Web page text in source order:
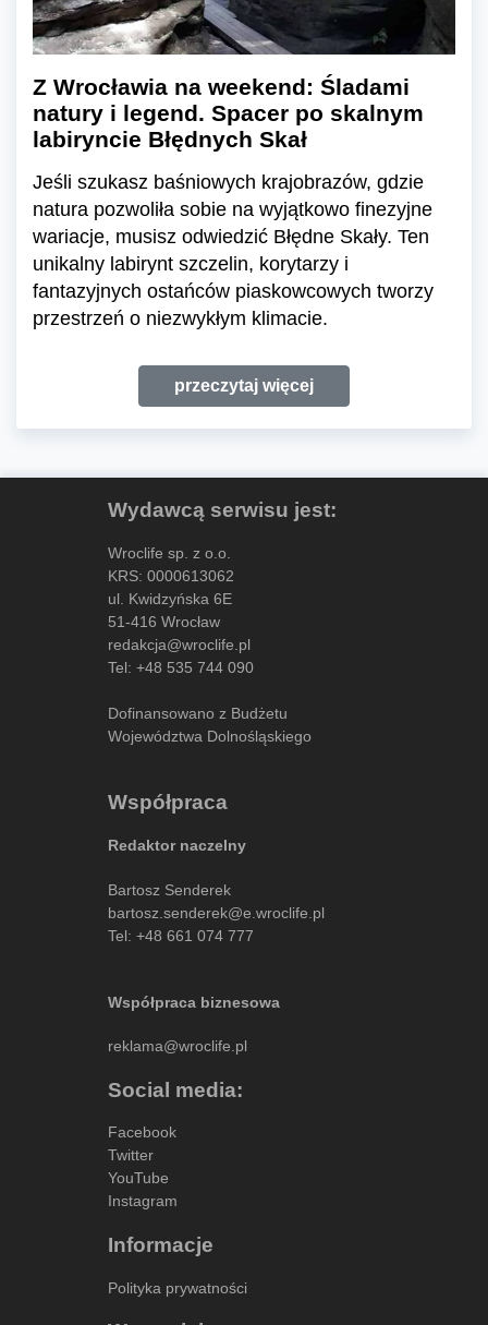
Z Wrocławia na weekend: Śladami
natury i legend. Spacer po skalnym
labiryncie Błędnych Skał
Jeśli szukasz baśniowych krajobrazów, gdzie
natura pozwoliła sobie na wyjątkowo finezyjne
wariacje, musisz odwiedzić Błędne Skały. Ten
unikalny labirynt szczelin, korytarzy i
fantazyjnych ostańców piaskowcowych tworzy
przestrzeń o niezwykłym klimacie.
przeczytaj więcej
Wydawcą serwisu jest:
Wroclife sp. z o.o.
KRS: 0000613062
ul. Kwidzyńska 6E
51-416 Wrocław
redakcja@wroclife.pl
Tel: +48 535 744 090
Dofinansowano z Budżetu
Województwa Dolnośląskiego
Współpraca
Redaktor naczelny
Bartosz Senderek
bartosz.senderek@e.wroclife.pl
Tel: +48 661 074 777
Współpraca biznesowa
reklama@wroclife.pl
Social media:
Facebook
Twitter
YouTube
Instagram
Informacje
Polityka prywatności